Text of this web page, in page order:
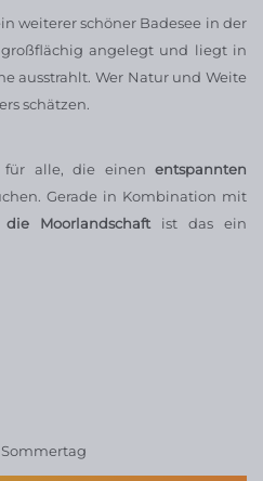
weiterer schöner Badesee in der
angelegt und liegt in
ausstrahlt. Wer Natur und Weite
schätzen.
für alle, die einen entspannten
Gerade in Kombination mit
Moorlandschaft ist das ein